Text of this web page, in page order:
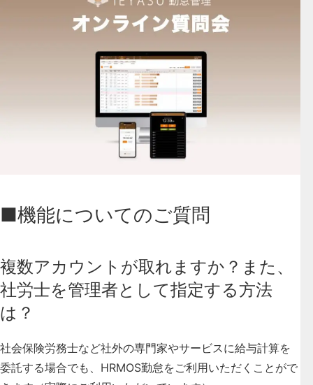
■機能についてのご質問
複数アカウントが取れますか？また、
社労士を管理者として指定する方法
は？
社会保険労務士など社外の専門家やサービスに給与計算を
委託する場合でも、HRMOS勤怠をご利用いただくことがで